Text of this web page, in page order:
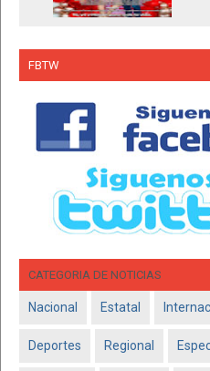
FBTW
CATEGORIA DE NOTICIAS
Nacional Estatal
Deportes Regional